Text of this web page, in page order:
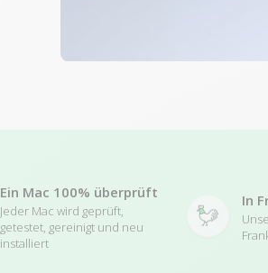
Ein Mac 100% überprüft
Jeder Mac wird geprüft,
getestet, gereinigt und neu
installiert
In